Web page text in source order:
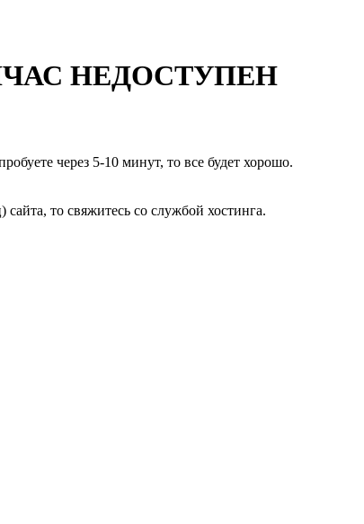
НЕДОСТУПЕН
через 5-10 минут, то все будет хорошо.
то свяжитесь со службой хостинга.